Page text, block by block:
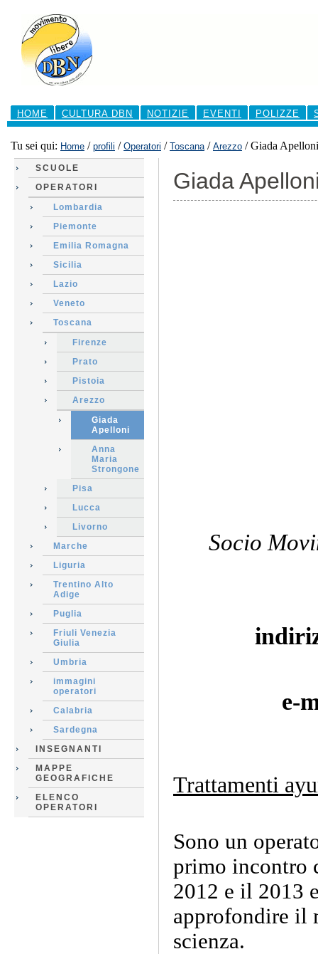
contenuti.
navigazione
Sezioni
HOME
CULTURA DBN NOTIZIE EVENTI POLIZZE
Tu sei qui: Home / profili / Operatori / Toscana / Arezzo /Giada Apelloni
SCUOLE
OPERATORI
Lombardia
Piemonte
Emilia Romagna
Sicilia
Lazio
Veneto
Toscana
Firenze
Prato
Pistoia
Arezzo
Giada
Apelloni
Anna
Maria
Strongone
Pisa
Lucca
Livorno
Marche
Liguria
Trentino Alto
Adige
Puglia
Friuli Venezia
Giulia
Umbria
immagini
operatori
Calabria
Sardegna
INSEGNANTI
MAPPE
GEOGRAFICHE
ELENCO
OPERATORI
Giada
Socio
e-
Trattamenti
Sono un
primo incontro
2012 e il 2013
approfondire il
scienza.